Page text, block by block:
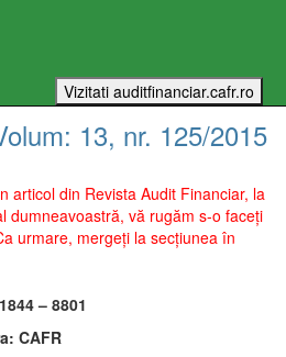
13, nr. 125/2015
articol din Revista Audit Financiar, la
dumneavoastră, vă rugăm s-o faceți
urmare, mergeți la secțiunea în
1844 – 8801
CAFR